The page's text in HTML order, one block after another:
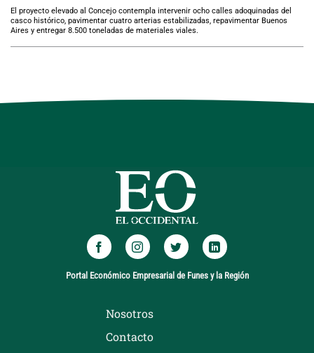
El proyecto elevado al Concejo contempla intervenir ocho calles adoquinadas del
casco histórico, pavimentar cuatro arterias estabilizadas, repavimentar Buenos
Aires y entregar 8.500 toneladas de materiales viales.
Portal Económico Empresarial de Funes y la Región
Nosotros
Contacto